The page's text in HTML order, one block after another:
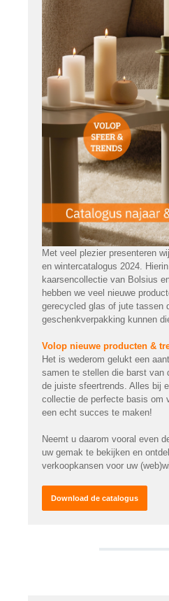
Met veel plezier presenteren
en wintercatalogus 2024.
kaarsencollectie van Bolsius
hebben we veel nieuwe
gerecycled glas of jute tassen
geschenkverpakking kunnen
Volop nieuwe producten &
Het is wederom gelukt een
samen te stellen die barst van
de juiste sfeertrends. Alles bij
collectie de perfecte basis om
een echt succes te maken!
Neemt u daarom vooral even
uw gemak te bekijken en
verkoopkansen voor uw
Download de catalogus